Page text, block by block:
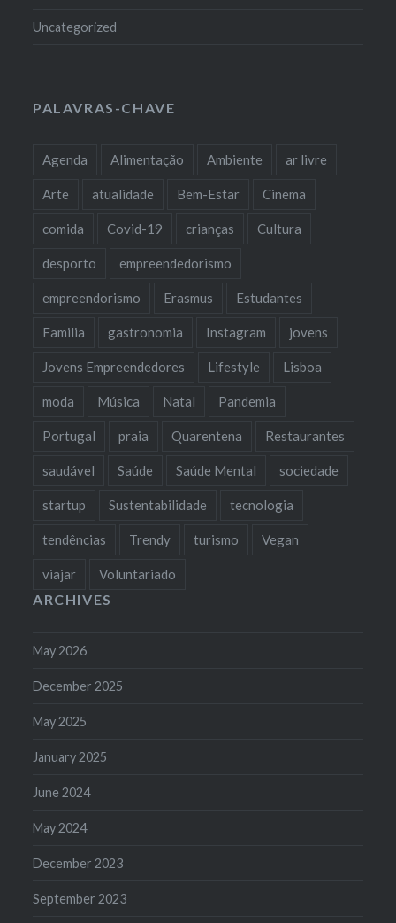
Uncategorized
PALAVRAS-CHAVE
Agenda Alimentação Ambiente ar livre
Arte atualidade Bem-Estar Cinema
comida Covid-19 crianças Cultura
desporto empreendedorismo
empreendorismo Erasmus Estudantes
Familia gastronomia Instagram jovens
Jovens Empreendedores Lifestyle Lisboa
moda Música Natal Pandemia
Portugal praia Quarentena Restaurantes
saudável Saúde Saúde Mental sociedade
startup Sustentabilidade tecnologia
tendências Trendy turismo Vegan
viajar Voluntariado
ARCHIVES
May 2026
December 2025
May 2025
January 2025
June 2024
May 2024
December 2023
September 2023